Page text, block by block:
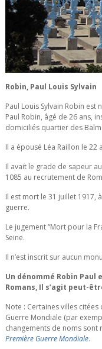
Robin, Paul Louis Sylvain
Paul Louis Sylvain Robin
Paul Robin, âgé de 26 ans,
domiciliés quartier des
Il a épousé Léa Raillon le 22
Il avait le grade de sapeur
1085 au recrutement de
Il est mort le 31 juillet 1917,
guerre.
Le jugement “Mort pour la
Seine.
Il n’est inscrit sur aucun
Un dénommé Robin
Romans, Il s’agit peut-
Note : Certaines villes
Guerre Mondiale (par
changements de noms sont
Première Guerre Mondiale.